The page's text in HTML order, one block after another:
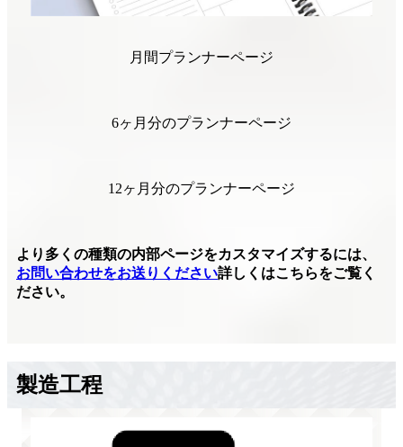
月間プランナーページ
6ヶ月分のプランナーページ
12ヶ月分のプランナーページ
より多くの種類の内部ページをカスタマイズするには、
お問い合わせをお送りください詳しくはこちらをご覧く
ださい。
製造工程